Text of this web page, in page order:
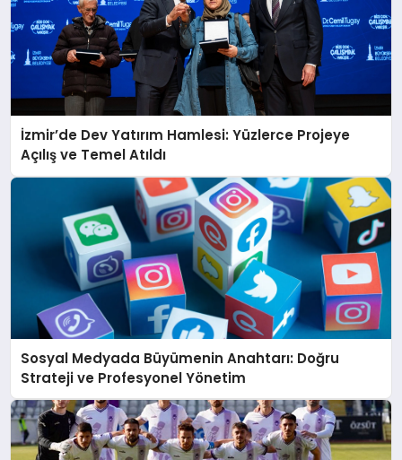
İzmir’de Dev Yatırım Hamlesi: Yüzlerce Projeye
Açılış ve Temel Atıldı
Sosyal Medyada Büyümenin Anahtarı: Doğru
Strateji ve Profesyonel Yönetim